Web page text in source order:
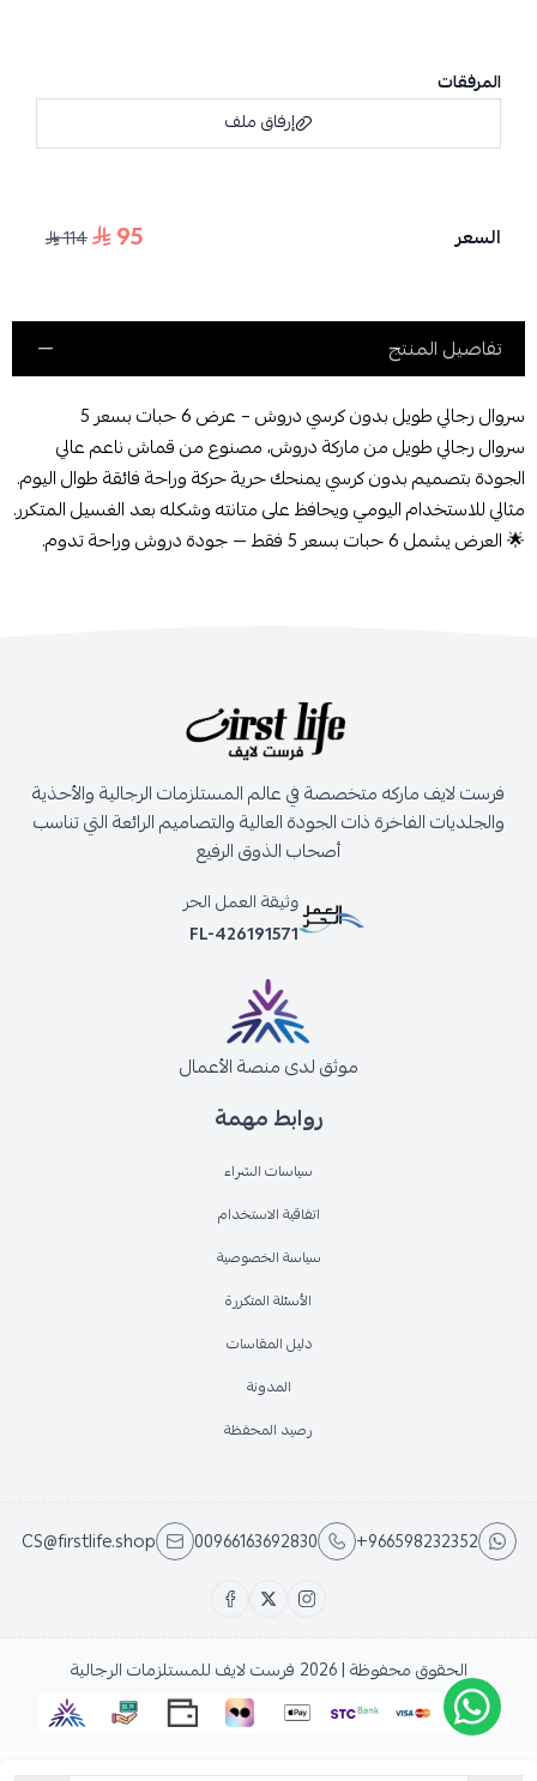
المرفقات
إرفاق ملف
السعر 95
114
تفاصيل المنتج
سروال رجالي طويل بدون كرسي دروش – عرض 6 حبات بسعر 5
سروال رجالي طويل من ماركة دروش، مصنوع من قماش ناعم عالي
الجودة بتصميم بدون كرسي يمنحك حرية حركة وراحة فائقة طوال اليوم.
مثالي للاستخدام اليومي ويحافظ على متانته وشكله بعد الغسيل المتكرر.
🌟 العرض يشمل 6 حبات بسعر 5 فقط — جودة دروش وراحة تدوم.
روابط مهمة
سياسات الشراء
اتفاقية الاستخدام
سياسة الخصوصية
الأسئلة المتكررة
دليل المقاسات
المدونة
رصيد المحفظة
فرست لايف ماركه متخصصة في عالم المستلزمات الرجالية والأحذية
والجلديات الفاخرة ذات الجودة العالية والتصاميم الرائعة التي تناسب
أصحاب الذوق الرفيع
وثيقة العمل الحر
FL-426191571
موثق لدى منصة الأعمال
+966598232352
00966163692830
CS@firstlife.shop
الحقوق محفوظة | 2026 فرست لايف للمستلزمات الرجالية